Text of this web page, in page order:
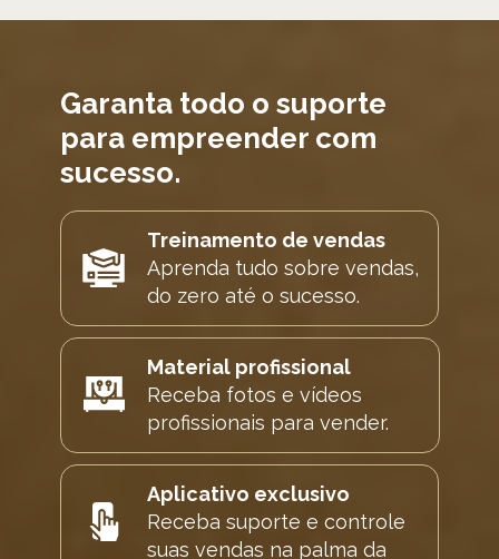
Garanta todo o suporte
para empreender com
sucesso.
Treinamento de vendas
Aprenda tudo sobre vendas,
do zero até o sucesso.
Material profissional
Receba fotos e vídeos
profissionais para vender.
Aplicativo exclusivo
Receba suporte e controle
suas vendas na palma da